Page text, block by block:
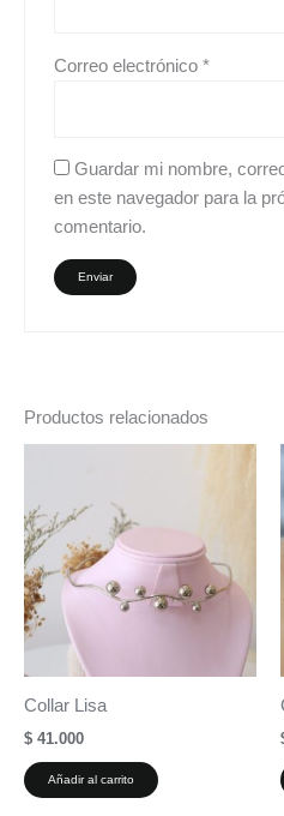
Correo electrónico*
Guardar mi nombre,
en este navegador para la
comentario.
Productos relacionados
Collar Lisa
$ 41.000
Añadir al carrito